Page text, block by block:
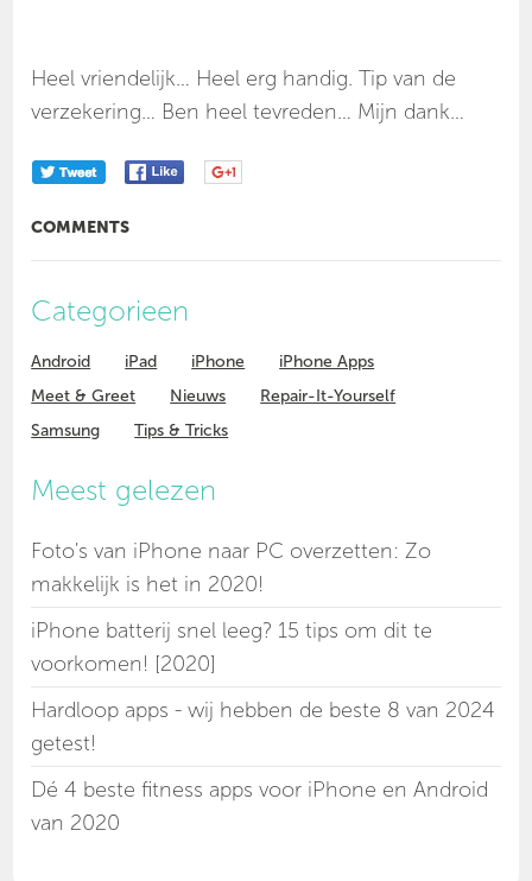
Heel vriendelijk… Heel erg handig. Tip van de
verzekering… Ben heel tevreden… Mijn dank…
COMMENTS
Categorieen
Android iPad iPhone
iPhone Apps
Meet & Greet
Nieuws
Repair-It-Yourself
Samsung
Tips & Tricks
Meest gelezen
Foto's van iPhone naar PC overzetten: Zo
makkelijk is het in 2020!
iPhone batterij snel leeg? 15 tips om dit te
voorkomen! [2020]
Hardloop apps - wij hebben de beste 8 van 2024
getest!
Dé 4 beste fitness apps voor iPhone en Android
van 2020